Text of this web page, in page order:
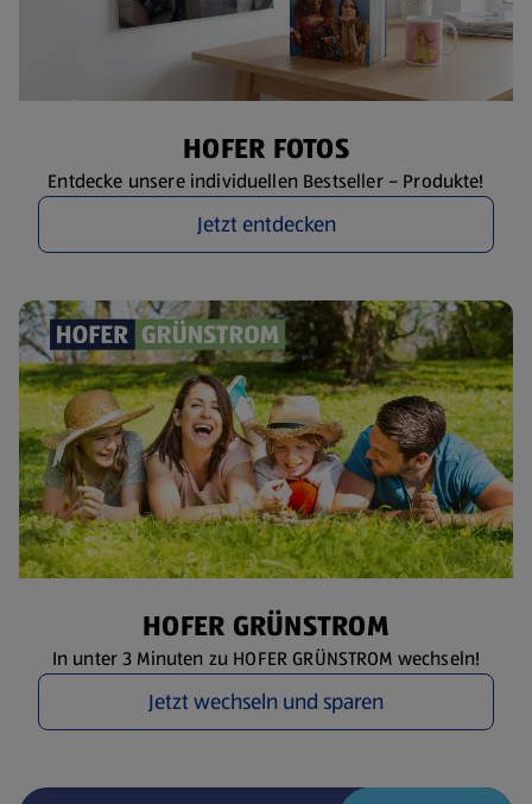
HOFER FOTOS
Entdecke unsere individuellen Bestseller – Produkte!
Jetzt entdecken
HOFER GRÜNSTROM
In unter 3 Minuten zu HOFER GRÜNSTROM wechseln!
Jetzt wechseln und sparen